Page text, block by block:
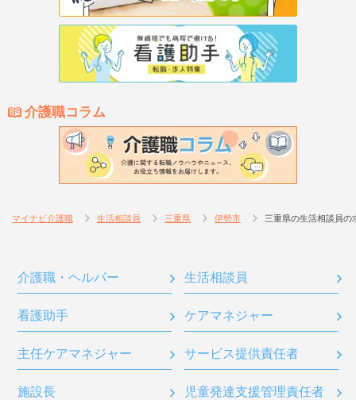
介護職コラム
マイナビ介護職 生活相談員 三重県 伊勢市 三重県の生活相談員の
介護職・ヘルパー 生活相談員
看護助手 ケアマネジャー
主任ケアマネジャー サービス提供責任者
施設長 児童発達支援管理責任者